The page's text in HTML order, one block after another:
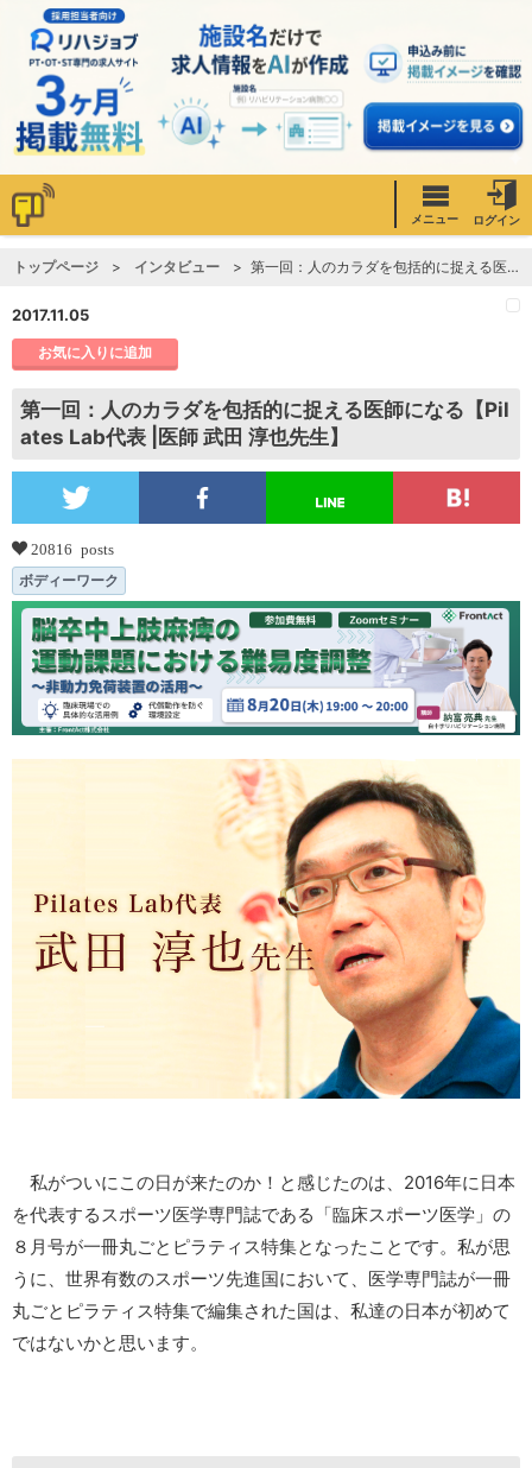
メニュー ログイン
トップページ インタビュー 第一回：人のカラダを包括的に捉える医師になる【Pilates Lab代表 |医師 武田 淳也先生】
2017.11.05
お気に入りに追加
第一回：人のカラダを包括的に捉える医師になる【Pil
ates Lab代表 |医師 武田 淳也先生】
20816 posts
ボディーワーク
私がついにこの日が来たのか！と感じたのは、2016年に日本
を代表するスポーツ医学専門誌である「臨床スポーツ医学」の
８月号が一冊丸ごとピラティス特集となったことです。私が思
うに、世界有数のスポーツ先進国において、医学専門誌が一冊
丸ごとピラティス特集で編集された国は、私達の日本が初めて
ではないかと思います。